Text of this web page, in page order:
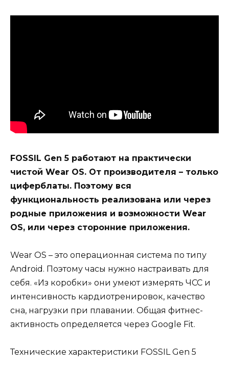
FOSSIL Gen 5 работают на практически
чистой Wear OS. От производителя – только
циферблаты. Поэтому вся
функциональность реализована или через
родные приложения и возможности Wear
OS, или через сторонние приложения.
Wear OS – это операционная система по типу
Android. Поэтому часы нужно настраивать для
себя. «Из коробки» они умеют измерять ЧСС и
интенсивность кардиотренировок, качество
сна, нагрузки при плавании. Общая фитнес-
активность определяется через Google Fit.
Технические характеристики FOSSIL Gen 5